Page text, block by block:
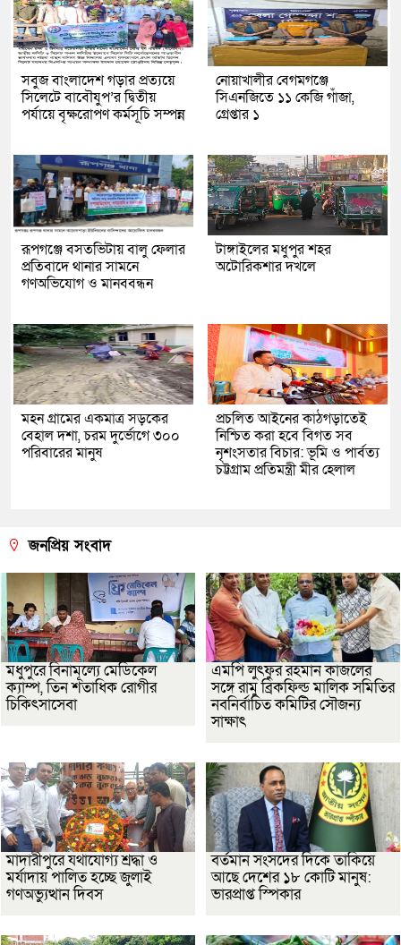
সবুজ বাংলাদেশ গড়ার প্রত্যয়ে
সিলেটে বাবৌযুপ’র দ্বিতীয়
পর্যায়ে বৃক্ষরোপণ কর্মসূচি সম্পন্ন
নোয়াখালীর বেগমগঞ্জে
সিএনজিতে ১১ কেজি গাঁজা,
গ্রেপ্তার ১
রূপগঞ্জে বসতভিটায় বালু ফেলার
প্রতিবাদে থানার সামনে
গণঅভিযোগ ও মানববন্ধন
টাঙ্গাইলের মধুপুর শহর
অটোরিকশার দখলে
মহন গ্রামের একমাত্র সড়কের
বেহাল দশা, চরম দুর্ভোগে ৩০০
পরিবারের মানুষ
প্রচলিত আইনের কাঠগড়াতেই
নিশ্চিত করা হবে বিগত সব
নৃশংসতার বিচার: ভূমি ও পার্বত্য
চট্টগ্রাম প্রতিমন্ত্রী মীর হেলাল
জনপ্রিয় সংবাদ
মধুপুরে বিনামূল্যে মেডিকেল
ক্যাম্প, তিন শতাধিক রোগীর
চিকিৎসাসেবা
এমপি লুৎফুর রহমান কাজলের
সঙ্গে রামু ব্রিকফিল্ড মালিক সমিতির
নবনির্বাচিত কমিটির সৌজন্য
সাক্ষাৎ
মাদারীপুরে যথাযোগ্য শ্রদ্ধা ও
মর্যাদায় পালিত হচ্ছে জুলাই
গণঅভ্যুত্থান দিবস
বর্তমান সংসদের দিকে তাকিয়ে
আছে দেশের ১৮ কোটি মানুষ:
ভারপ্রাপ্ত স্পিকার